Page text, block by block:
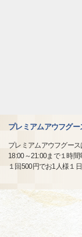
プレミアムアウフグ
プレミアムアウフグース
18:00～21:00まで１時間
１回500円でお1人様１